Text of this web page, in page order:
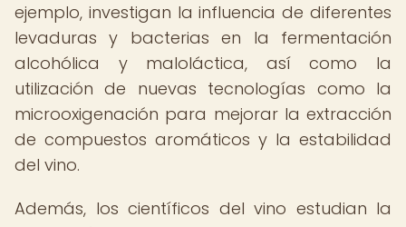
ejemplo, investigan la influencia de diferentes
levaduras y bacterias en la fermentación
alcohólica y maloláctica, así como la
utilización de nuevas tecnologías como la
microoxigenación para mejorar la extracción
de compuestos aromáticos y la estabilidad
del vino.
Además, los científicos del vino estudian la